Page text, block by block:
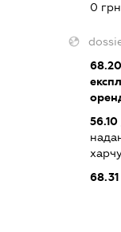
0
68.20
56.10
68.31